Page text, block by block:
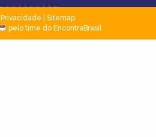
Privacidade
Sitemap
pelo time do EncontraBrasil